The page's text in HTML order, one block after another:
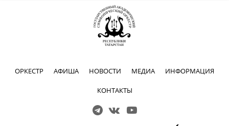
ОРКЕСТР АФИША НОВОСТИ МЕДИА ИНФОРМАЦИЯ
КОНТАКТЫ